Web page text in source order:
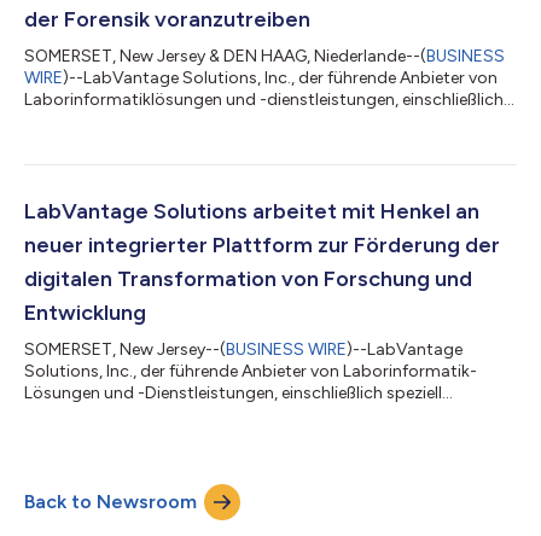
der Forensik voranzutreiben
SOMERSET, New Jersey & DEN HAAG, Niederlande--(BUSINESS
WIRE)--LabVantage Solutions, Inc., der führende Anbieter von
Laborinformatiklösungen und -dienstleistungen, einschließlich
Netherlands Forensic Institute (NFI) gaben heute gemeinsam
im Rahmen der IT-Erneuerungsinitiative des NFI bekannt. Ein
wichtiger Aspekt die...
LabVantage Solutions arbeitet mit Henkel an
neuer integrierter Plattform zur Förderung der
digitalen Transformation von Forschung und
Entwicklung
SOMERSET, New Jersey--(BUSINESS WIRE)--LabVantage
Solutions, Inc., der führende Anbieter von Laborinformatik-
Lösungen und -Dienstleistungen, einschließlich speziell
bekannt, um LabVantage LIMS- und SAP Product Lifecycle
Management (PLM)-Lösungen in die zentrale F&E 4.0-Plattform
von Henkel für seine Konsumgütergeschäfte zu in...
Back to Newsroom